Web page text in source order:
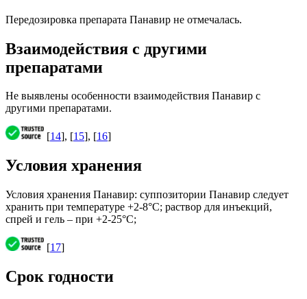
Передозировка препарата Панавир не отмечалась.
Взаимодействия с другими
препаратами
Не выявлены особенности взаимодействия Панавир с
другими препаратами.
[14], [15], [16]
Условия хранения
Условия хранения Панавир: суппозитории Панавир следует
хранить при температуре +2-8°С; раствор для инъекций,
спрей и гель – при +2-25°С;
[17]
Срок годности